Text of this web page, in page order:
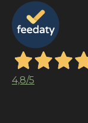
4,8/5